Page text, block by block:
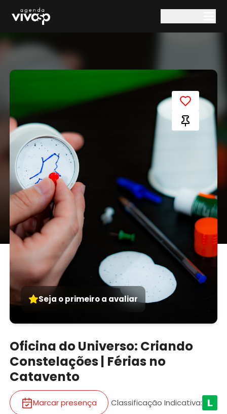
Seja o primeiro a avaliar
Oficina do Universo: Criando
Constelações | Férias no
Catavento
Marcar presença Classificação Indicativa: